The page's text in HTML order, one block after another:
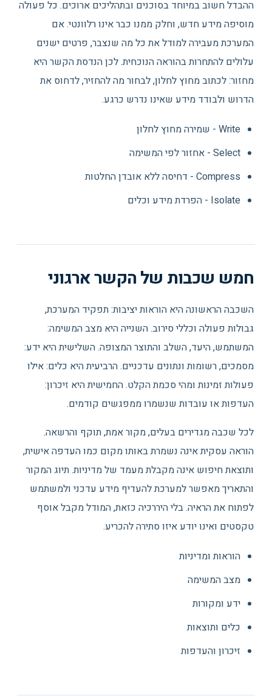
ההבדל חשוב במיוחד בסוכנים ובתהליכים ארוכים. כל פעולה
מוסיפה מידע חדש, וחלק ממנו כבר אינו רלוונטי. אם
המערכת מעבירה למודל את כל מה שנצבר, פרטים ישנים
עלולים להתחרות בהוראה הנוכחית. לכן הנדסת הקשר היא
מחזור: לכתוב מחוץ לחלון, לבחור מה להחזיר, לדחוס את
הדרוש ולבודד מידע שאינו נדרש כרגע.
Write - שמירה מחוץ לחלון
Select - אחזור לפי המשימה
Compress - דחיסה ללא אובדן החלטות
Isolate - הפרדת מידע וכלים
חמש שכבות של הקשר ארגוני
השכבה הראשונה היא הוראות יציבות: תפקיד המערכת,
גבולות פעולה וכללי סירוב. השנייה היא מצב המשימה:
המשתמש, היעד, השלב והתוצר המצופה. השלישית היא ידע:
מסמכים, רשומות ונתונים עדכניים. הרביעית היא כלים: אילו
פעולות זמינות ומהי סכמת הקלט. החמישית היא זיכרון:
העדפות או עובדות שנשמרו ממפגשים קודמים.
לכל שכבה מגדירים בעלים, מקור אמת, תוקף והרשאה.
הוראה עסקית אינה נשמרת באותו מקום כמו העדפה אישית,
ותוצאת חיפוש אינה מקבלת מעמד של מדיניות. תיוג המקור
והתאריך מאפשר למערכת להעדיף מידע עדכני ולמשתמש
לפתוח את הראיה. בלי היררכיה כזאת, המודל מקבל אוסף
טקסטים ואינו יודע איזו סתירה להכריע.
הוראות ומדיניות
מצב המשימה
ידע ומקורות
כלים ותוצאות
זיכרון והעדפות